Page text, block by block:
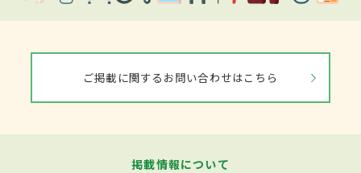
ご掲載に関するお問い合わせはこちら
掲載情報について